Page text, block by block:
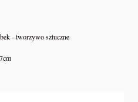
- tworzywo sztuczne